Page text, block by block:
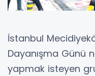
İstanbul
Dayanışma Günü
yapmak isteyen